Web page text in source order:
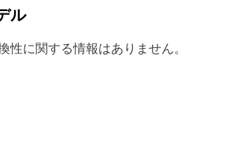
ル
性に関する情報はありません。